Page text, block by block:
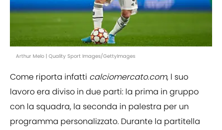
Arthur Melo | Quality Sport Images/GettyImages
Come riporta infatti calciomercato.com, l suo
lavoro era diviso in due parti: la prima in gruppo
con la squadra, la seconda in palestra per un
programma personalizzato. Durante la partitella